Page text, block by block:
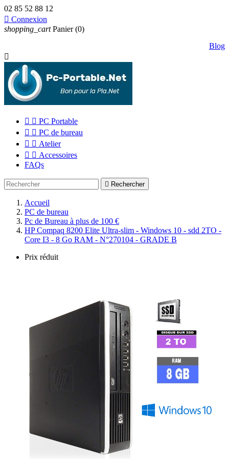
02 85 52 88 12
 Connexion
shopping_cart Panier (0)
Blog

  PC Portable
  PC de bureau
  Atelier
  Accessoires
FAQs
 Rechercher
Accueil
PC de bureau
Pc de Bureau à plus de 100 €
HP Compaq 8200 Elite Ultra-slim - Windows 10 - sdd 2TO -
Core I3 - 8 Go RAM - N°270104 - GRADE B
Prix réduit